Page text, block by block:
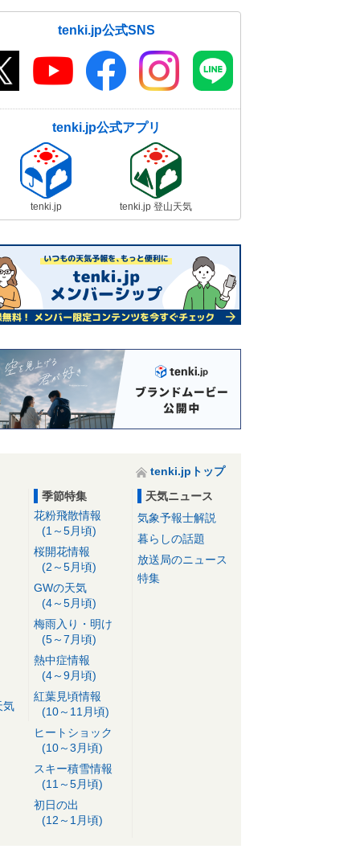
tenki.jp公式SNS
tenki.jp公式アプリ
tenki.jp tenki.jp 登山天気
tenki.jpトップ
気
季節特集
花粉飛散情報
(1～5月頃)
桜開花情報
(2～5月頃)
GWの天気
(4～5月頃)
梅雨入り・明け
(5～7月頃)
熱中症情報
(4～9月頃)
紅葉見頃情報
(10～11月頃)
ヒートショック
(10～3月頃)
スキー積雪情報
(11～5月頃)
初日の出
(12～1月頃)
天気ニュース
気象予報士解説
暮らしの話題
放送局のニュース
特集